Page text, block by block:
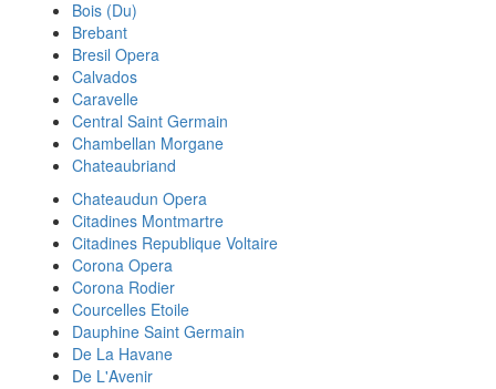
Bois (Du)
Brebant
Bresil Opera
Calvados
Caravelle
Central Saint Germain
Chambellan Morgane
Chateaubriand
Chateaudun Opera
Citadines Montmartre
Citadines Republique Voltaire
Corona Opera
Corona Rodier
Courcelles Etoile
Dauphine Saint Germain
De La Havane
De L'Avenir